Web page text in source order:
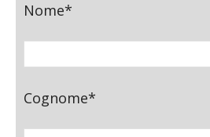
Nome*
Cognome*